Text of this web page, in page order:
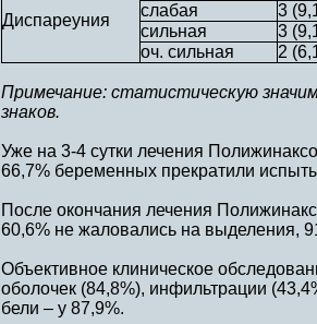
Диспареуния
слабая
3
сильная
3
оч. сильная
2
Примечание: статистическую
знаков.
Уже на 3-4 сутки лечения
66,7% беременных прекратили
После окончания лечения
60,6% не жаловались на выделения,
Объективное клиническое
оболочек (84,8%), инфильтрации
бели – у 87,9%.